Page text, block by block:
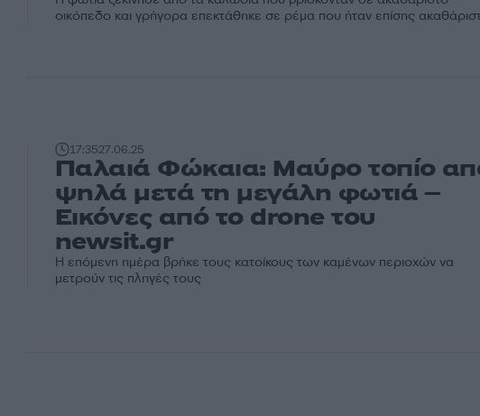
οικόπεδο και γρήγορα επεκτάθηκε σε ρέμα που ήταν επίσης
17:3527.06.25
Παλαιά Φώκαια: Μαύρο τοπίο
ψηλά μετά τη μεγάλη φωτιά –
Εικόνες από το drone του
newsit.gr
Η επόμενη ημέρα βρήκε τους κατοίκους των καμένων περιοχών να
μετρούν τις πληγές τους